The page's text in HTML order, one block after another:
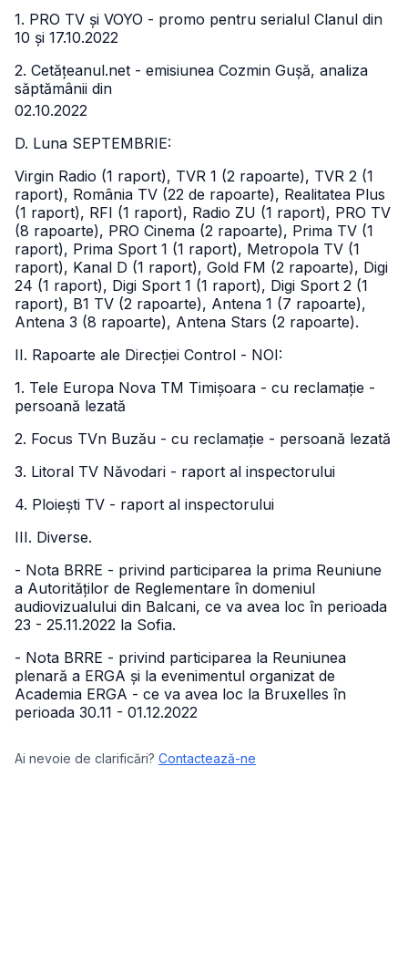
1. PRO TV și VOYO - promo pentru serialul Clanul din
10 și 17.10.2022
2. Cetățeanul.net - emisiunea Cozmin Gușă, analiza
săptămânii din
02.10.2022
D. Luna SEPTEMBRIE:
Virgin Radio (1 raport), TVR 1 (2 rapoarte), TVR 2 (1
raport), România TV (22 de rapoarte), Realitatea Plus
(1 raport), RFI (1 raport), Radio ZU (1 raport), PRO TV
(8 rapoarte), PRO Cinema (2 rapoarte), Prima TV (1
raport), Prima Sport 1 (1 raport), Metropola TV (1
raport), Kanal D (1 raport), Gold FM (2 rapoarte), Digi
24 (1 raport), Digi Sport 1 (1 raport), Digi Sport 2 (1
raport), B1 TV (2 rapoarte), Antena 1 (7 rapoarte),
Antena 3 (8 rapoarte), Antena Stars (2 rapoarte).
II. Rapoarte ale Direcției Control - NOI:
1. Tele Europa Nova TM Timișoara - cu reclamație -
persoană lezată
2. Focus TVn Buzău - cu reclamație - persoană lezată
3. Litoral TV Năvodari - raport al inspectorului
4. Ploiești TV - raport al inspectorului
III. Diverse.
- Nota BRRE - privind participarea la prima Reuniune
a Autorităților de Reglementare în domeniul
audiovizualului din Balcani, ce va avea loc în perioada
23 - 25.11.2022 la Sofia.
- Nota BRRE - privind participarea la Reuniunea
plenară a ERGA și la evenimentul organizat de
Academia ERGA - ce va avea loc la Bruxelles în
perioada 30.11 - 01.12.2022
Ai nevoie de clarificări? Contactează-ne